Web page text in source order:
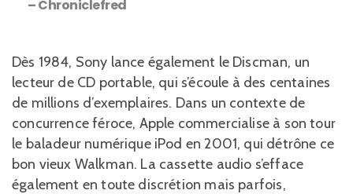
– Chroniclefred
Dès 1984, Sony lance également le Discman, un
lecteur de CD portable, qui s’écoule à des centaines
de millions d’exemplaires. Dans un contexte de
concurrence féroce, Apple commercialise à son tour
le baladeur numérique iPod en 2001, qui détrône ce
bon vieux Walkman. La cassette audio s’efface
également en toute discrétion mais parfois,